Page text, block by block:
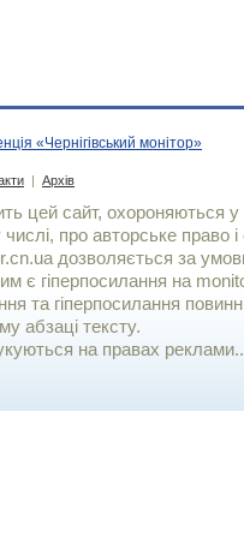
«Чернігівський монітор»
| Архів
цей сайт, охороняються у
про авторське право і
дозволяється за
є гiперпосилання на
та гіперпосилання
абзаці тексту.
на правах реклами..